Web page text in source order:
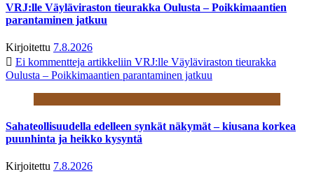
VRJ:lle Väyläviraston tieurakka Oulusta – Poikkimaantien
parantaminen jatkuu
Kirjoitettu 7.8.2026
Ei kommentteja artikkeliin VRJ:lle Väyläviraston tieurakka
Oulusta – Poikkimaantien parantaminen jatkuu
Sahateollisuudella edelleen synkät näkymät – kiusana korkea
puunhinta ja heikko kysyntä
Kirjoitettu 7.8.2026